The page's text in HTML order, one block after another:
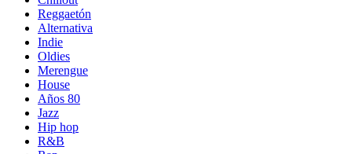
Reggaetón
Alternativa
Indie
Oldies
Merengue
House
Años 80
Jazz
Hip hop
R&B